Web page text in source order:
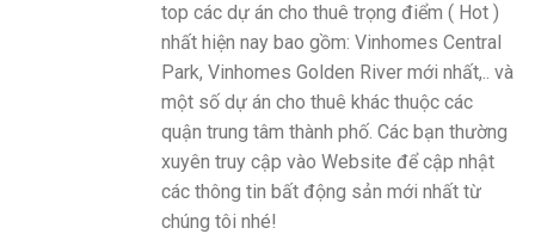
top các dự án cho thuê trọng điểm ( Hot )
nhất hiện nay bao gồm: Vinhomes Central
Park, Vinhomes Golden River mới nhất,.. và
một số dự án cho thuê khác thuộc các
quận trung tâm thành phố. Các bạn thường
xuyên truy cập vào Website để cập nhật
các thông tin bất động sản mới nhất từ
chúng tôi nhé!